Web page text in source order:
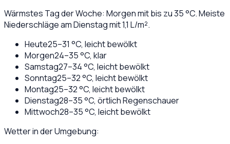
Wärmstes Tag der Woche: Morgen mit bis zu 35 °C. Meiste
Niederschläge am Dienstag mit 1,1 L/m².
Heute25–31 °C, leicht bewölkt
Morgen24–35°C, klar
Samstag27–34°C, leicht bewölkt
Sonntag25–32°C, leicht bewölkt
Montag25–32°C, leicht bewölkt
Dienstag28–35°C, örtlich Regenschauer
Mittwoch28–35°C, leicht bewölkt
Wetter in der Umgebung: